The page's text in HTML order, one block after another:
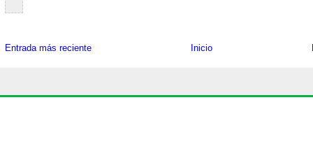
Entrada más reciente Inicio